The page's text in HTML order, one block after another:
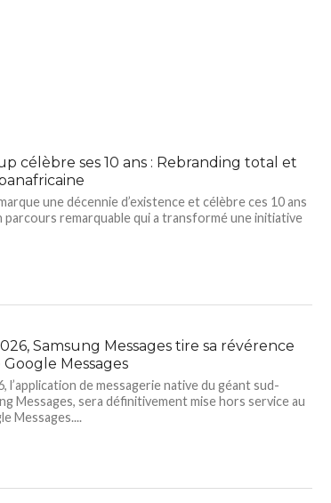
célèbre ses 10 ans : Rebranding total et
une décennie d’existence et célèbre ces 10 ans
parcours remarquable qui a transformé une initiative
Samsung Messages tire sa révérence
Messages
l’application de messagerie native du géant sud-
Messages, sera définitivement mise hors service au
Messages....